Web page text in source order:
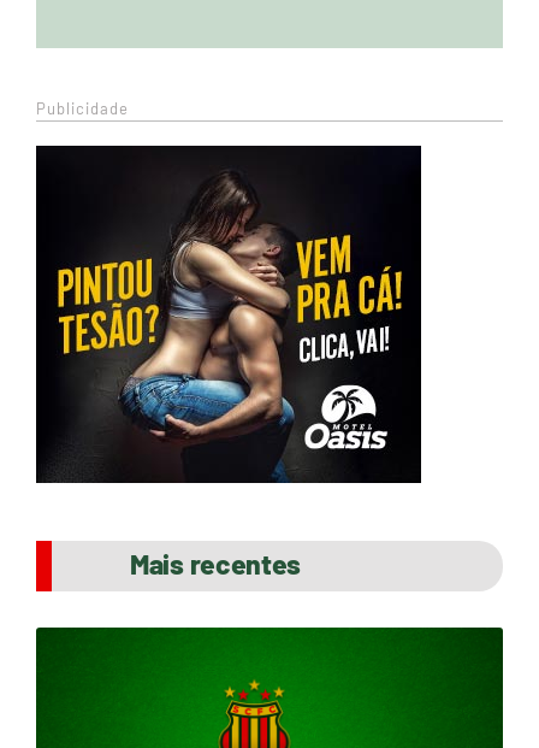
Publicidade
Mais recentes